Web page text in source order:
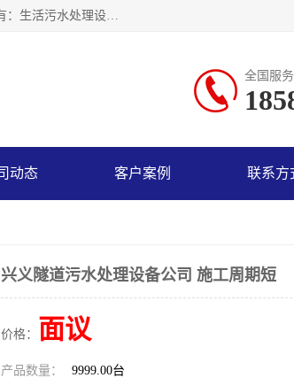
贵州鑫沣源环境科技公司主营一体化污水处理设备、医院污水处理设备、地埋式一体化污水设备；主要产品有：生活污水处理设备，养殖场废水处理设备，屠宰废水处理设备，洗涤废水处理设备，MBR膜生物处理设备，反渗透纯水设备，二次供水水箱清洗消毒，净水过滤设备，软水设备等。欢迎新老顾客来电咨询！
全国服
动态 客户案例 联系方
兴义隧道污水处理设备公司 施工周期短
价格： 面议
产品数量： 9999.00台